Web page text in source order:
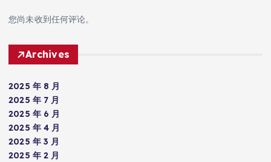
您尚未收到任何评论。
Archives
2025 年 8 月
2025 年 7 月
2025 年 6 月
2025 年 4 月
2025 年 3 月
2025 年 2 月